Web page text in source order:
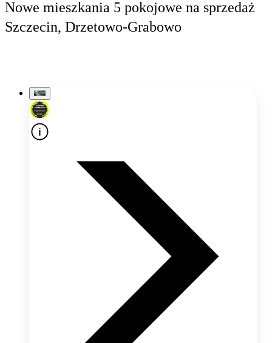
Nowe mieszkania 5 pokojowe na sprzedaż
Szczecin, Drzetowo-Grabowo